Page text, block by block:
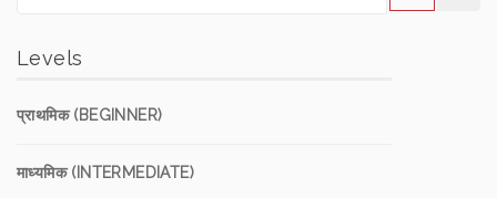
Levels
प्राथमिक (BEGINNER)
माध्यमिक (INTERMEDIATE)